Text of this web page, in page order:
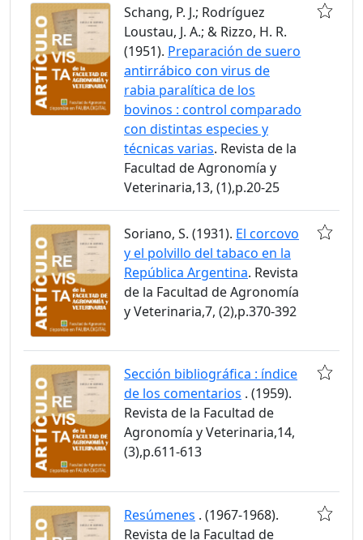
Schang, P. J.; Rodríguez
Loustau, J. A.; & Rizzo, H. R.
(1951). Preparación de suero
antirrábico con virus de
rabia paralítica de los
bovinos : control comparado
con distintas especies y
técnicas varias. Revista de la
Facultad de Agronomía y
Veterinaria,13, (1),p.20-25
Soriano, S. (1931). El corcovo
y el polvillo del tabaco en la
República Argentina. Revista
de la Facultad de Agronomía
y Veterinaria,7, (2),p.370-392
Sección bibliográfica : índice
de los comentarios . (1959).
Revista de la Facultad de
Agronomía y Veterinaria,14,
(3),p.611-613
Resúmenes . (1967-1968).
Revista de la Facultad de